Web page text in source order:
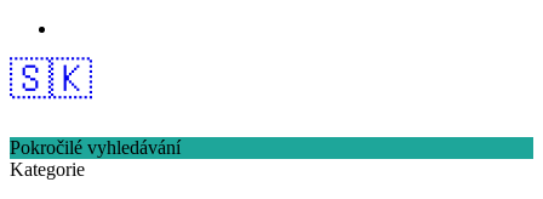
🇸🇰
Pokročilé vyhledávání
Kategorie